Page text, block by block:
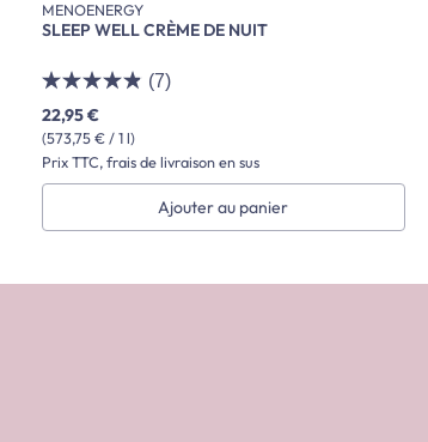
MENOENERGY
SLEEP WELL CRÈME DE NUIT
(7)
(573,75 € / 1 l)
22,95 €
Prix TTC, frais de livraison en sus
Ajouter au panier